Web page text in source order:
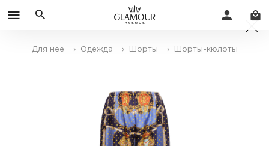
Для нее › Одежда › Шорты › Шорты-кюлоты